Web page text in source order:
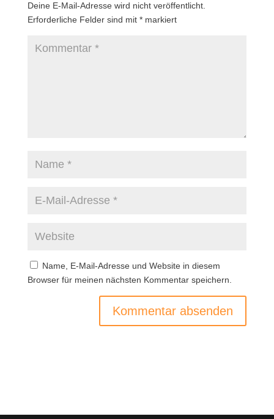
Deine E-Mail-Adresse wird nicht veröffentlicht.
Erforderliche Felder sind mit *markiert
Name, E-Mail-Adresse und Website in diesem
Browser für meinen nächsten Kommentar speichern.